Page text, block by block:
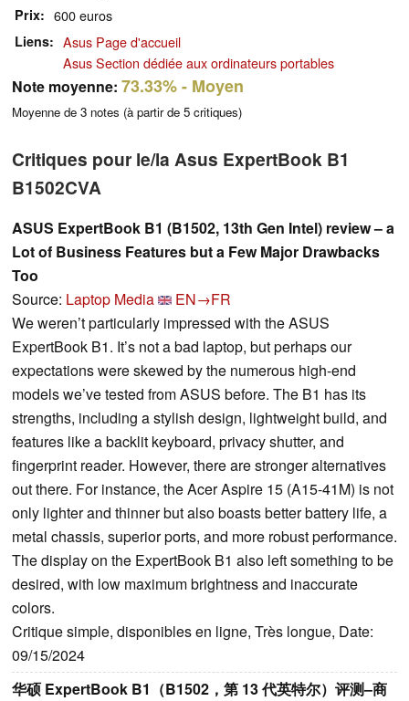
Prix 600 euros
Liens
Asus Page d'accueil
Asus Section dédiée aux ordinateurs portables
Note moyenne: 73.33%- Moyen
Moyenne de 3 notes (à partir de 5 critiques)
Critiques pour le/la Asus ExpertBook B1
B1502CVA
ASUS ExpertBook B1 (B1502, 13th Gen Intel) review – a
Lot of Business Features but a Few Major Drawbacks
Too
Source: Laptop Media
EN→FR
We weren’t particularly impressed with the ASUS
ExpertBook B1. It’s not a bad laptop, but perhaps our
expectations were skewed by the numerous high-end
models we’ve tested from ASUS before. The B1 has its
strengths, including a stylish design, lightweight build, and
features like a backlit keyboard, privacy shutter, and
fingerprint reader. However, there are stronger alternatives
out there. For instance, the Acer Aspire 15 (A15-41M) is not
only lighter and thinner but also boasts better battery life, a
metal chassis, superior ports, and more robust performance.
The display on the ExpertBook B1 also left something to be
desired, with low maximum brightness and inaccurate
colors.
Critique simple, disponibles en ligne, Très longue, Date:
09/15/2024
华硕 ExpertBook B1（B1502，第 13 代英特尔）评测–商